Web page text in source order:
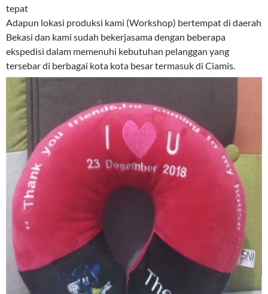
tepat
Adapun lokasi produksi kami (Workshop) bertempat di daerah
Bekasi dan kami sudah bekerjasama dengan beberapa
ekspedisi dalam memenuhi kebutuhan pelanggan yang
tersebar di berbagai kota kota besar termasuk di Ciamis.